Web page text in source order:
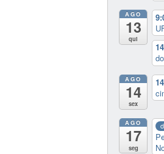
AGO
13
qui
AGO
14
sex
AGO
17
seg